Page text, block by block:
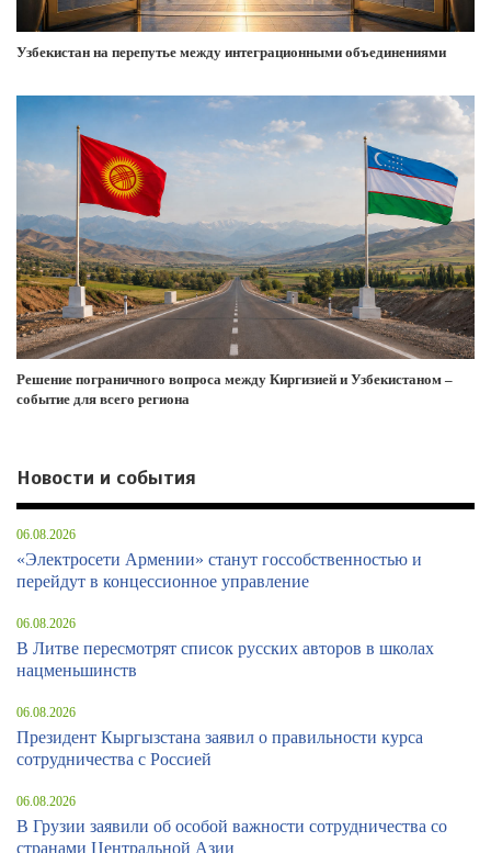
Узбекистан на перепутье между интеграционными объединениями
Решение пограничного вопроса между Киргизией и Узбекистаном –
событие для всего региона
Новости и события
06.08.2026
«Электросети Армении» станут госсобственностью и
перейдут в концессионное управление
06.08.2026
В Литве пересмотрят список русских авторов в школах
нацменьшинств
06.08.2026
Президент Кыргызстана заявил о правильности курса
сотрудничества с Россией
06.08.2026
В Грузии заявили об особой важности сотрудничества со
странами Центральной Азии